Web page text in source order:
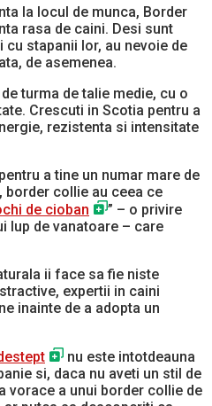
la locul de munca, Border
rasa de caini. Desi sunt
stapanii lor, au nevoie de
de asemenea.
turma de talie medie, cu o
Crescuti in Scotia pentru a
rezistenta si intensitate
a tine un numar mare de
border collie au ceea ce
de cioban
” – o privire
lup de vanatoare – care
ii face sa fie niste
expertii in caini
inainte de a adopta un
nu este intotdeauna
si, daca nu aveti un stil de
vorace a unui border collie de